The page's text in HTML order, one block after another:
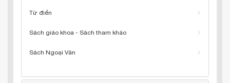
Từ điển
Sách giáo khoa - Sách tham khảo
Sách Ngoại Văn